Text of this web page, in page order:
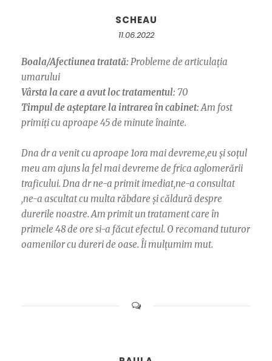
SCHEAU
11.06.2022
Boala/Afectiunea tratată: Probleme de articulația
umarului
Vârsta la care a avut loc tratamentul: 70
Timpul de așteptare la intrarea în cabinet:Am fost
primiți cu aproape 45 de minute înainte.
Dna dr a venit cu aproape 1ora mai devreme,eu și soțul
meu am ajuns la fel mai devreme de frica aglomerării
traficului. Dna dr ne-a primit imediat,ne-a consultat
,ne-a ascultat cu multa răbdare și căldură despre
durerile noastre. Am primit un tratament care în
primele 48 de ore si-a făcut efectul. O recomand tuturor
oamenilor cu dureri de oase. Îi mulțumim mut.